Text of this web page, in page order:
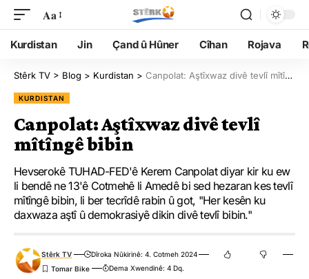
Aa
Kurdistan Jin Çand û Hûner Cîhan Rojava
Stêrk TV > Blog > Kurdistan > Canpolat: Aştîxwaz divê tevlî mîtîngê bibin
KURDISTAN
Canpolat: Aştîxwaz divê tevlî
mîtîngê bibin
Hevserokê TUHAD-FED'ê Kerem Canpolat diyar kir ku ew
li bendê ne 13'ê Cotmehê li Amedê bi sed hezaran kes tevlî
mîtîngê bibin, li ber tecrîdê rabin û got, "Her kesên ku
daxwaza aştî û demokrasiyê dikin divê tevlî bibin."
Stêrk TV
Dîroka Nûkirinê: 4. Cotmeh 2024
Dema Xwendinê: 4 Dq.